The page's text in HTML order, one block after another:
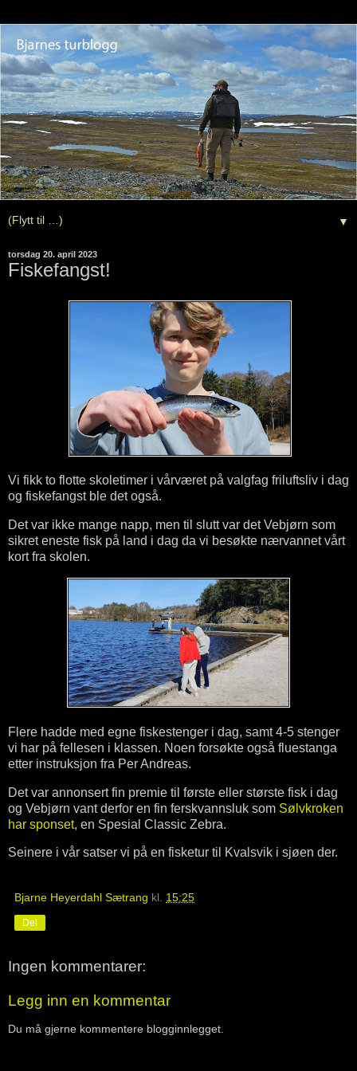
▼
torsdag 20. april 2023
Fiskefangst!
Vi fikk to flotte skoletimer i vårværet på valgfag friluftsliv i dag
og fiskefangst ble det også.
Det var ikke mange napp, men til slutt var det Vebjørn som
sikret eneste fisk på land i dag da vi besøkte nærvannet vårt
kort fra skolen.
Flere hadde med egne fiskestenger i dag, samt 4-5 stenger
vi har på fellesen i klassen. Noen forsøkte også fluestanga
etter instruksjon fra Per Andreas.
Det var annonsert fin premie til første eller største fisk i dag
og Vebjørn vant derfor en fin ferskvannsluk som Sølvkroken
har sponset, en Spesial Classic Zebra.
Seinere i vår satser vi på en fisketur til Kvalsvik i sjøen der.
Bjarne Heyerdahl Sætrang kl. 15:25
Del
Ingen kommentarer:
Legg inn en kommentar
Du må gjerne kommentere blogginnlegget.